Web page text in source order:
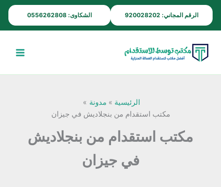
الرقم المجاني: 920028202 الشكاوى: 0556262808
تخطي
إلى
المحتوى
الرئيسية
مدونة
مكتب استقدام من بنجلاديش في جيزان
مكتب استقدام من بنجلاديش
في جيزان